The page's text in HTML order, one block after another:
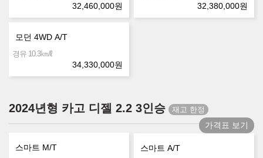
32,460,000원
32,380,000원
모던 4WD A/T
경유 10.3㎞/ℓ
34,330,000원
2024년형 카고 디젤 2.2 3인승
가격표 보기
스마트 M/T 스마트 A/T